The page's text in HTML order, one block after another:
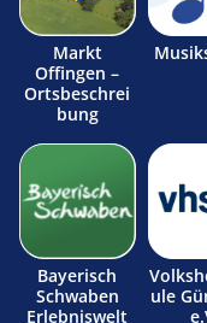
Markt
Offingen –
Ortsbeschrei
bung
Bayerisch
Schwaben
Erlebniswelt
ule